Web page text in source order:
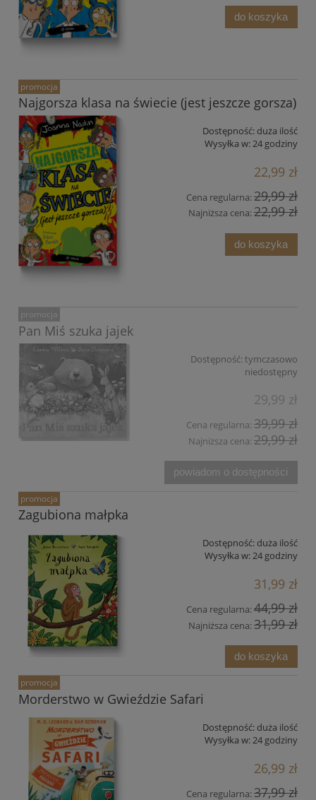
do koszyka
Najgorsza klasa na świecie (jest jeszcze gorsza)
Dostępność: duża ilość
Wysyłka w:24 godziny
22,99 zł
Cena regularna:29,99 zł
Najniższa cena:22,99 zł
do koszyka
promocja
Pan Miś szuka jajek
Dostępność: tymczasowo
niedostępny
29,99 zł
Cena regularna: 39,99 zł
Najniższa cena: 29,99 zł
powiadom o dostępności
promocja
Zagubiona małpka
Dostępność: duża ilość
Wysyłka w:24 godziny
31,99 zł
Cena regularna:44,99 zł
Najniższa cena:31,99 zł
do koszyka
promocja
Morderstwo w Gwieździe Safari
Dostępność: duża ilość
Wysyłka w:24 godziny
26,99 zł
Cena regularna:37,99 zł
promocja